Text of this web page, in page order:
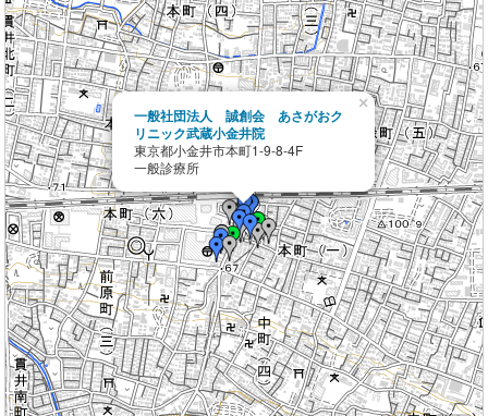
一般社団法人 誠創会 あさがおク
リニック武蔵小金井院
東京都小金井市本町1-9-8-4F
一般診療所
×